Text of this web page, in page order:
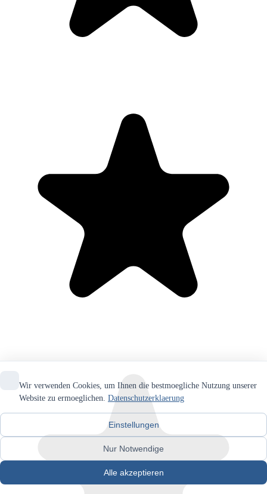
Wir verwenden Cookies, um Ihnen die bestmoegliche Nutzung unserer
Website zu ermoeglichen. Datenschutzerklaerung
Einstellungen
Nur Notwendige
Alle akzeptieren